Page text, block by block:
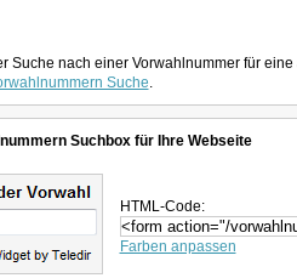
Suche nach einer Vorwahlnummer für
Suche.
Suchbox für Ihre Webseite
HTML-Code:
Farben anpassen